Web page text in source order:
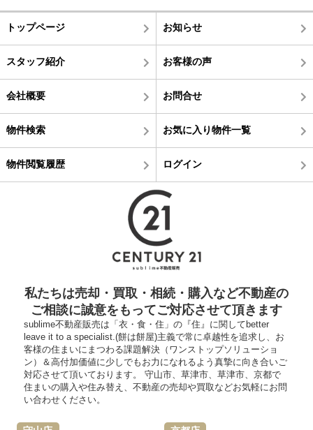
トップページ お知らせ
スタッフ紹介 お客様の声
会社概要 お問合せ
物件検索 お気に入り物件一覧
物件閲覧履歴 ログイン
私たちは売却・買取・相続・購入など不動産の
ご相談に誠意をもってご対応させて頂きます
sublime不動産販売は「衣・食・住」の『住』に関してbetter
leave it to a specialist.(餅は餅屋)主義で常に卓越性を追求し、お
客様の住まいにまつわる課題解決（ワンストップソリューショ
ン）＆高付加価値に少しでもお力になれるよう真摯に向き合いご
対応させて頂いております。 守山市、草津市、草津市、京都で
住まいの購入や住み替え、不動産の売却や買取などお気軽にお問
い合わせください。